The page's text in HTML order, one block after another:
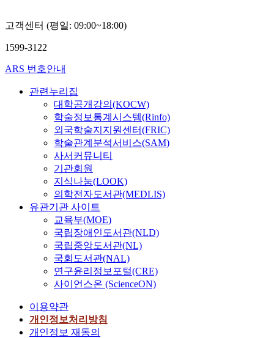
고객센터 (평일: 09:00~18:00)
1599-3122
ARS 번호안내
관련누리집
대학공개강의(KOCW)
학술정보통계시스템(Rinfo)
외국학술지지원센터(FRIC)
학술관계분석서비스(SAM)
사서커뮤니티
기관회원
지식나눔(LOOK)
의학전자도서관(MEDLIS)
유관기관 사이트
교육부(MOE)
국립장애인도서관(NLD)
국립중앙도서관(NL)
국회도서관(NAL)
연구윤리정보포털(CRE)
사이언스온 (ScienceON)
이용약관
개인정보처리방침
개인정보 재동의